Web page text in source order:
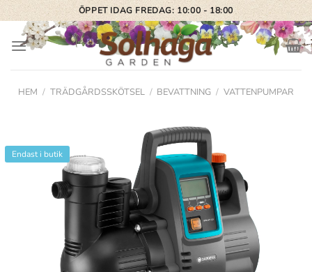
Skip
to
content
ÖPPET IDAG FREDAG: 10:00 - 18:00
HEM / TRÄDGÅRDSSKÖTSEL / BEVATTNING / VATTENPUMPAR
Endast i butik